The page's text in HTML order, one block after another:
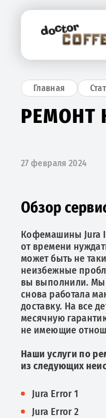
Главная
РЕМОНТ
27 февраля 2024
Обзор
Кофемашины Jura
от времени
может быть не
неизбежные
вы выполнили. Мы
снова работала
доставку. На все
месячную
не имеющие
Наши услуги по
из следующих
Jura Error 1
Jura Error 2